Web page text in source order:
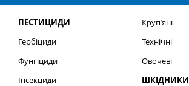
ПЕСТИЦИДИ
Гербіциди
Фунгіциди
Інсекциди
Круп’яні
Технічні
Овочеві
ШКІДНИКИ